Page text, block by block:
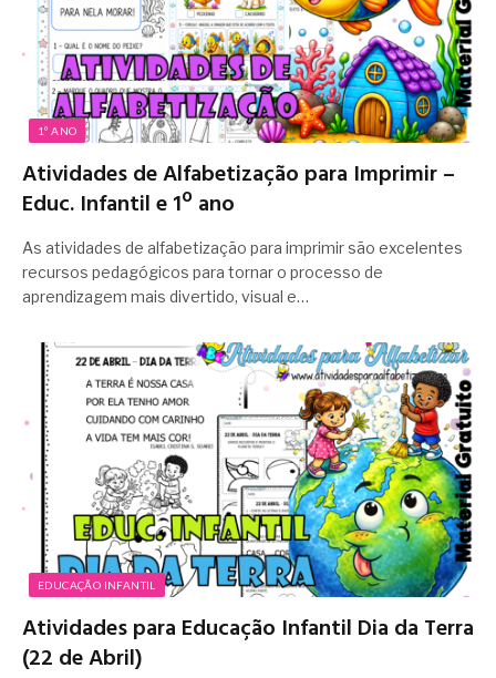
1º ANO
Atividades de Alfabetização para Imprimir –
Educ. Infantil e 1º ano
As atividades de alfabetização para imprimir são excelentes
recursos pedagógicos para tornar o processo de
aprendizagem mais divertido, visual e…
EDUCAÇÃO INFANTIL
Atividades para Educação Infantil Dia da Terra
(22 de Abril)